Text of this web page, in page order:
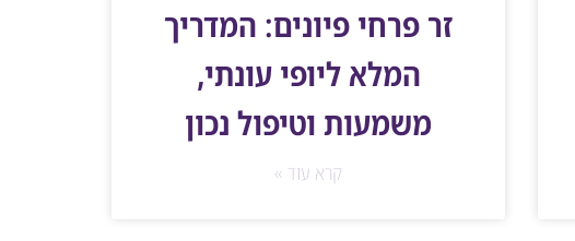
זר פרחי פיונים: המדריך
המלא ליופי עונתי,
משמעות וטיפול נכון
קרא עוד »